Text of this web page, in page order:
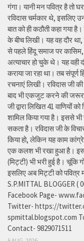
गंगा। यानी मन पवित्र है तो
रविदास चर्मकार थे, इसलिए
बात को ही कठौती कहा गया
के बीच लिखी। यह वह दौर
से पहले हिंदू समाज पर
अत्याचार हो चुके थे। यह वही
कराया जा रहा था। तब
रचनाएं लिखी। रविदास जी
बाद भी एकजुट करने की
जी द्वारा लिखित 41
शामिल किया गया है। इससे भी
सकता है। रविदास जी के
किया हो, लेकिन यह काम
एक कलश भी रखा हुआ है। इस
(मिट्टी) भी भरी हुई है। चूंकि
इसलिए अब मिट्टी को पवित्र
S.P.MITTAL BLOGGER
Facebook Page-
Twitter- https://
spmittal.blogspot.com
Contact- 9829071511